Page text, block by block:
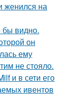
женился на
бы видно.
он
ему
не стояло.
и в сети его
ивентов